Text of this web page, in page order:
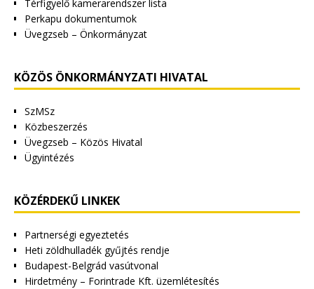
Térfigyelő kamerarendszer lista
Perkapu dokumentumok
Üvegzseb – Önkormányzat
KÖZÖS ÖNKORMÁNYZATI HIVATAL
SzMSz
Közbeszerzés
Üvegzseb – Közös Hivatal
Ügyintézés
KÖZÉRDEKŰ LINKEK
Partnerségi egyeztetés
Heti zöldhulladék gyűjtés rendje
Budapest-Belgrád vasútvonal
Hirdetmény – Forintrade Kft. üzemlétesítés